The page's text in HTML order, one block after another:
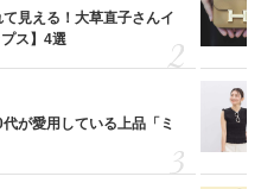
見える！大草直子さんイ
ス】4選
が愛用している上品「ミ